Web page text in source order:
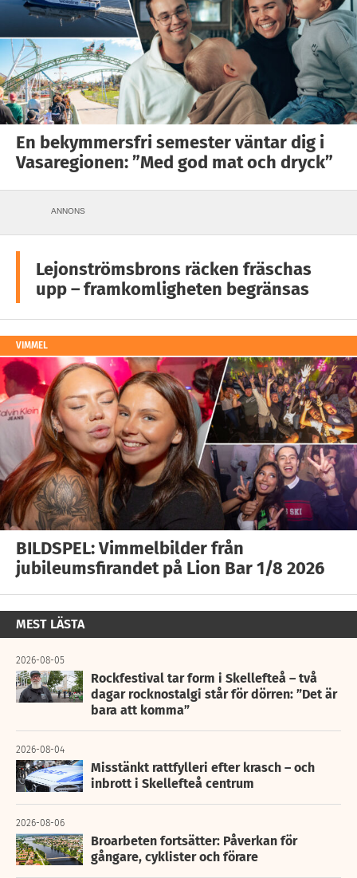
En bekymmersfri semester väntar dig i
Vasaregionen: ”Med god mat och dryck”
ANNONS
Lejonströmsbrons räcken fräschas
upp – framkomligheten begränsas
VIMMEL
BILDSPEL: Vimmelbilder från
jubileumsfirandet på Lion Bar 1/8 2026
MEST LÄSTA
2026-08-05
Rockfestival tar form i Skellefteå – två
dagar rocknostalgi står för dörren: ”Det är
bara att komma”
2026-08-04
Misstänkt rattfylleri efter krasch – och
inbrott i Skellefteå centrum
2026-08-06
Broarbeten fortsätter: Påverkan för
gångare, cyklister och förare